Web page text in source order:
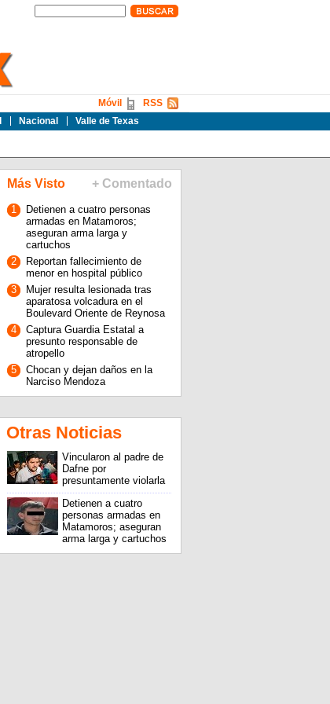
Nacional Valle de Texas
RSS
Móvil
Más Visto + Comentado
1
Detienen a cuatro personas
armadas en Matamoros;
aseguran arma larga y
cartuchos
2
Reportan fallecimiento de
menor en hospital público
3
Mujer resulta lesionada tras
aparatosa volcadura en el
Boulevard Oriente de Reynosa
4
Captura Guardia Estatal a
presunto responsable de
atropello
5
Chocan y dejan daños en la
Narciso Mendoza
Otras Noticias
Vincularon al padre de
Dafne por
presuntamente violarla
Detienen a cuatro
personas armadas en
Matamoros; aseguran
arma larga y cartuchos